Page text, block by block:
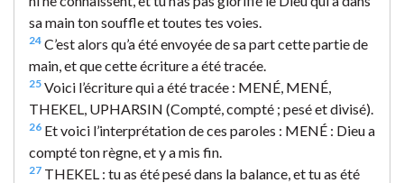
sa main ton souffle et toutes tes voies.
24 C’est alors qu’a été envoyée de sa part cette partie de
main, et que cette écriture a été tracée.
25 Voici l’écriture qui a été tracée : MENÉ, MENÉ,
THEKEL, UPHARSIN (Compté, compté ; pesé et divisé).
26 Et voici l’interprétation de ces paroles : MENÉ : Dieu a
compté ton règne, et y a mis fin.
27 THEKEL : tu as été pesé dans la balance, et tu as été